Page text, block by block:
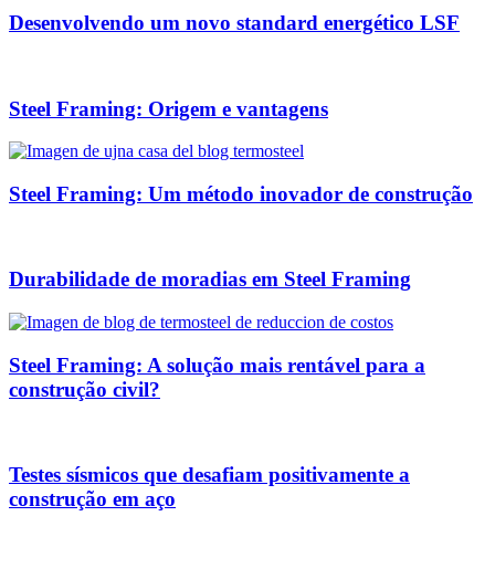
Desenvolvendo um novo standard energético LSF
Steel Framing: Origem e vantagens
Steel Framing: Um método inovador de construção
Durabilidade de moradias em Steel Framing
Steel Framing: A solução mais rentável para a
construção civil?
Testes sísmicos que desafiam positivamente a
construção em aço